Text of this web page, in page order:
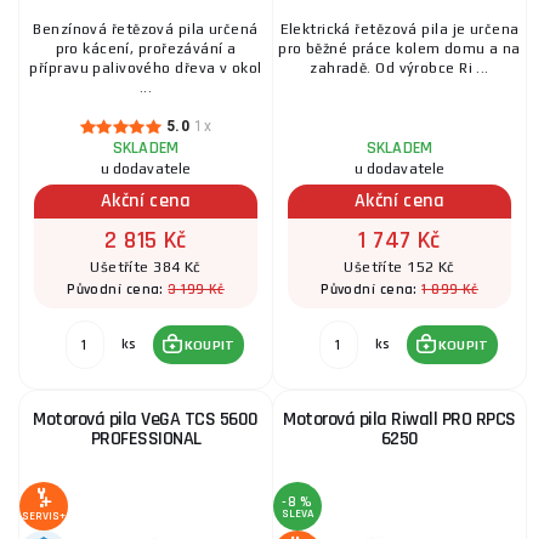
Benzínová řetězová pila určená
pro kácení, prořezávání a
přípravu palivového dřeva v okol
...
5.0 1x
SKLADEM
u dodavatele
Akční cena
2 815 Kč
Ušetříte 384 Kč
Původní cena:3 199 Kč
ks KOUPIT
Elektrická řetězová pila je určena
pro běžné práce kolem domu a na
zahradě. Od výrobce Ri ...
SKLADEM
u dodavatele
Akční cena
1 747 Kč
Ušetříte 152 Kč
Původní cena:1 899 Kč
ks KOUPIT
Motorová pila VeGA TCS 5600
PROFESSIONAL
SERVIS+
Motorová pila Riwall PRO RPCS
6250
-8 %
SLEVA